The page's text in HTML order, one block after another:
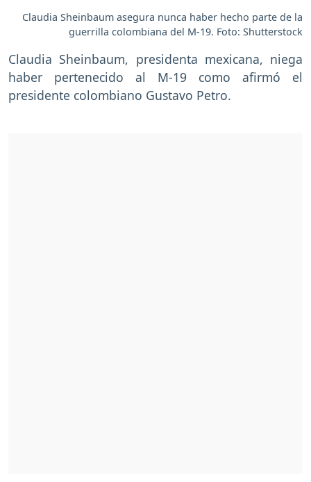
Claudia Sheinbaum asegura nunca haber hecho parte de la
guerrilla colombiana del M-19. Foto: Shutterstock
Claudia Sheinbaum, presidenta mexicana, niega
haber pertenecido al M-19 como afirmó el
presidente colombiano Gustavo Petro.